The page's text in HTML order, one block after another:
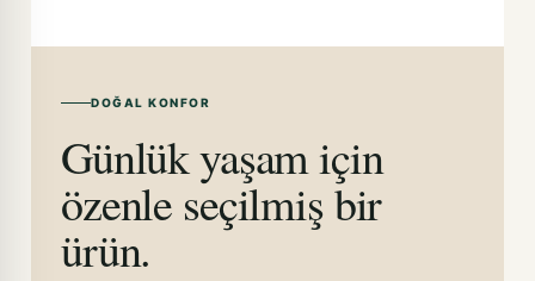
DOĞAL KONFOR
Günlük yaşam için
özenle seçilmiş bir
ürün.